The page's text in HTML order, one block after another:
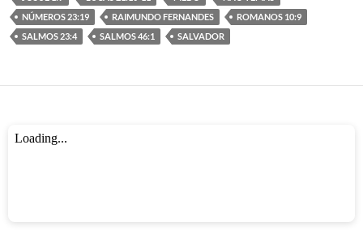
o
k
p
p
er m
NÚMEROS 23:19
RAIMUNDO FERNANDES
ROMANOS 10:9
SALMOS 23:4
SALMOS 46:1 SALVADOR